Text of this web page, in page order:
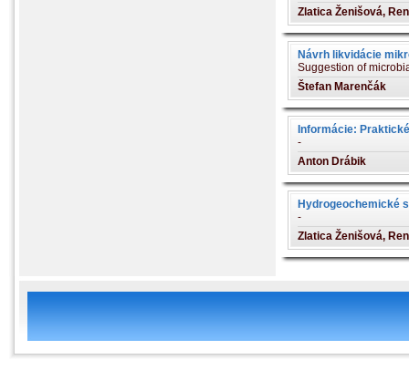
Zlatica Ženišová,
Návrh likvidácie
Suggestion of
Štefan Marenčák
Informácie:
-
Anton Drábik
Hydrogeochemické
-
Zlatica Ženišová,